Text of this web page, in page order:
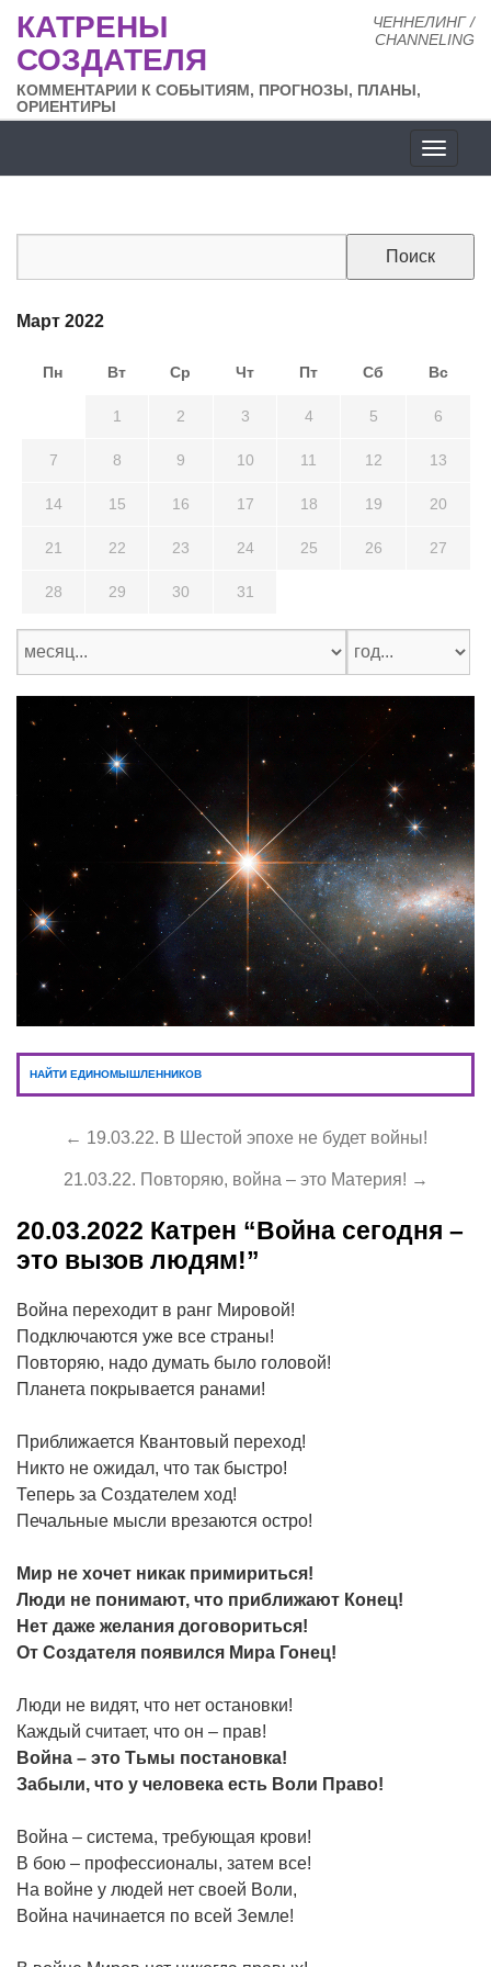
ЧЕННЕЛИНГ /
CHANNELING
КАТРЕНЫ
СОЗДАТЕЛЯ
КОММЕНТАРИИ К СОБЫТИЯМ, ПРОГНОЗЫ, ПЛАНЫ,
ОРИЕНТИРЫ
сайта
Март 2022
Пн Вт Ср Чт Пт Сб Вс
1 2 3 4 5 6
7 8 9 10 11 12 13
14 15 16 17 18 19 20
21 22 23 24 25 26 27
28 29 30 31
НАЙТИ ЕДИНОМЫШЛЕННИКОВ
← 19.03.22. В Шестой эпохе не будет войны!
21.03.22. Повторяю, война – это Материя! →
20.03.2022 Катрен “Война сегодня –
это вызов людям!”
Война переходит в ранг Мировой!
Подключаются уже все страны!
Повторяю, надо думать было головой!
Планета покрывается ранами!
Приближается Квантовый переход!
Никто не ожидал, что так быстро!
Теперь за Создателем ход!
Печальные мысли врезаются остро!
Мир не хочет никак примириться!
Люди не понимают, что приближают Конец!
Нет даже желания договориться!
От Создателя появился Мира Гонец!
Люди не видят, что нет остановки!
Каждый считает, что он – прав!
Война – это Тьмы постановка!
Забыли, что у человека есть Воли Право!
Война – система, требующая крови!
В бою – профессионалы, затем все!
На войне у людей нет своей Воли,
Война начинается по всей Земле!